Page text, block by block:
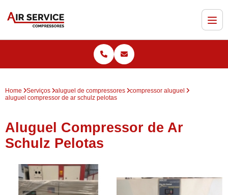
Home Serviços aluguel de compressores
compressor aluguel
aluguel compressor de ar schulz pelotas
Aluguel Compressor de Ar
Schulz Pelotas